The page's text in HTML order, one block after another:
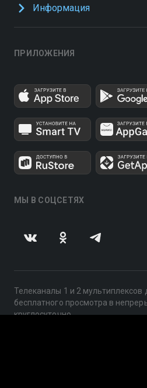
Информация
ПРИЛОЖЕНИЯ
МЫ В СОЦСЕТЯХ
Телеканалы 1 и 2 мультиплексов
бесплатного просмотра в
круглосуточно.